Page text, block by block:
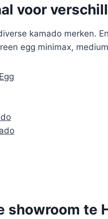
voor
kamado merken.
egg minimax,
showroom te